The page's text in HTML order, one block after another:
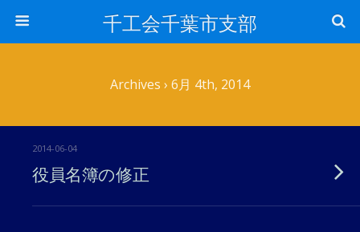
千工会千葉市支部
Archives › 6月 4th, 2014
2014-06-04
役員名簿の修正